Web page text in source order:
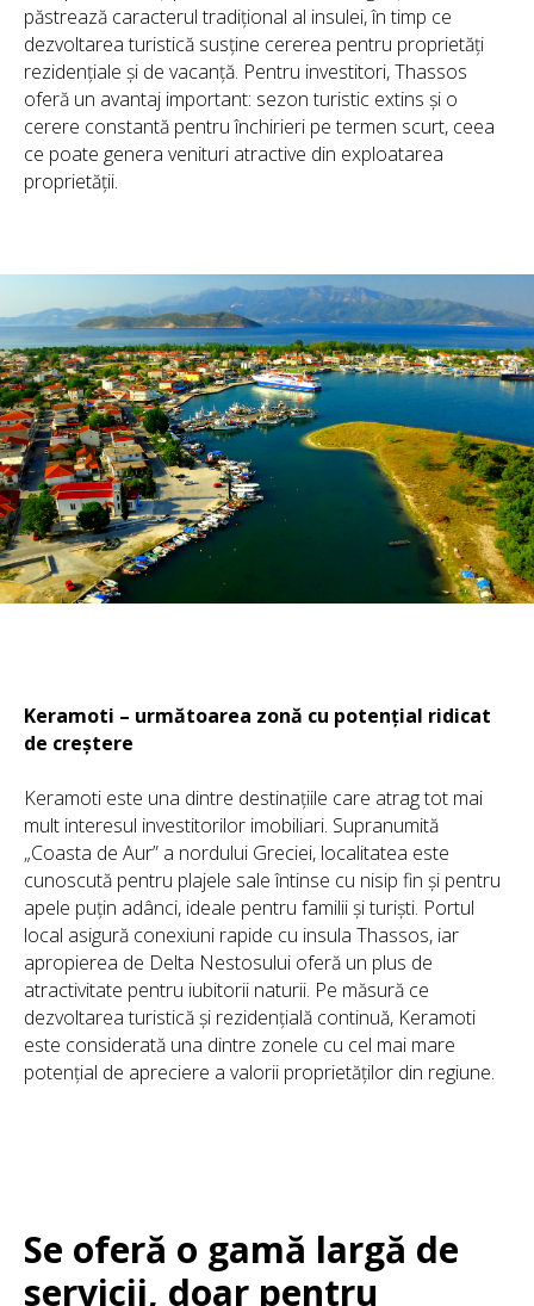
păstrează caracterul tradițional al insulei, în timp ce
dezvoltarea turistică susține cererea pentru proprietăți
rezidențiale și de vacanță. Pentru investitori, Thassos
oferă un avantaj important: sezon turistic extins și o
cerere constantă pentru închirieri pe termen scurt, ceea
ce poate genera venituri atractive din exploatarea
proprietății.
Keramoti – următoarea zonă cu potențial ridicat
de creștere
Keramoti este una dintre destinațiile care atrag tot mai
mult interesul investitorilor imobiliari. Supranumită
„Coasta de Aur” a nordului Greciei, localitatea este
cunoscută pentru plajele sale întinse cu nisip fin și pentru
apele puțin adânci, ideale pentru familii și turiști. Portul
local asigură conexiuni rapide cu insula Thassos, iar
apropierea de Delta Nestosului oferă un plus de
atractivitate pentru iubitorii naturii. Pe măsură ce
dezvoltarea turistică și rezidențială continuă, Keramoti
este considerată una dintre zonele cu cel mai mare
potențial de apreciere a valorii proprietăților din regiune.
Se oferă o gamă largă de
servicii, doar pentru